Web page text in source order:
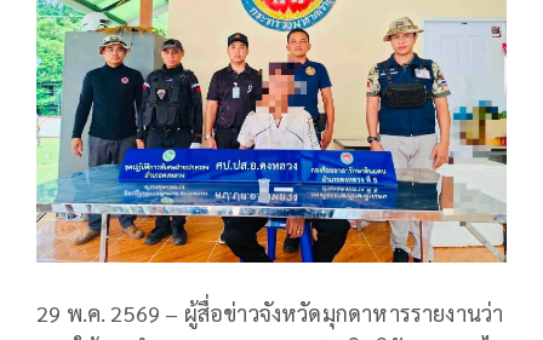
29 พ.ค. 2569 – ผู้สื่อข่าวจังหวัดมุกดาหารรายงานว่า